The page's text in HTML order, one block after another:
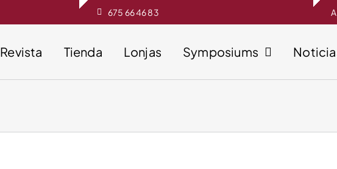
675 66 46 83
Revista Tienda Lonjas Symposiums